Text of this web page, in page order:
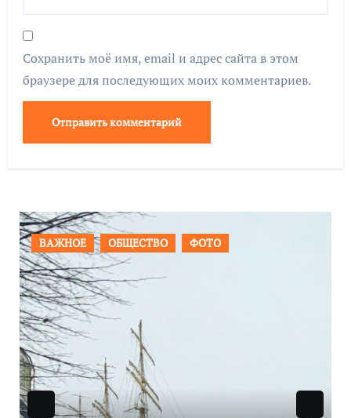
Сохранить моё имя, email и адрес сайта в этом
браузере для последующих моих комментариев.
ПРОИСШЕСТВИЯ ФОТО